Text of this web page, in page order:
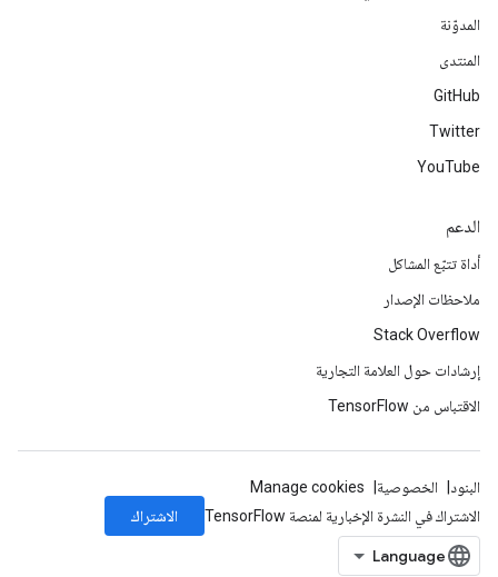
المدوّنة
المنتدى
GitHub
Twitter
YouTube
الدعم
أداة تتبّع المشاكل
ملاحظات الإصدار
Stack Overflow
إرشادات حول العلامة التجارية
الاقتباس من TensorFlow
البنود الخصوصية
Manage cookies
الاشتراك في النشرة الإخبارية لمنصة TensorFlow
الاشتراك